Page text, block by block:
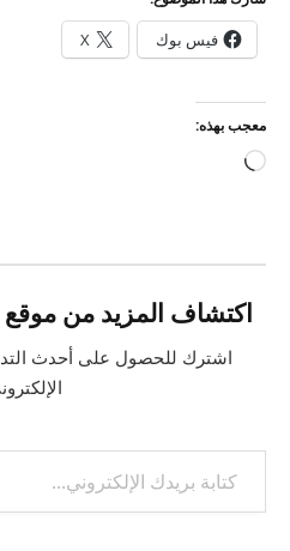
فيس بوك X
معجب بهذه:
جاري
اكتشاف المزيد من موقع UZ للعقار والاستثمار
اشترك للحصول على أحدث
كتابة بريدك الإلكتروني...